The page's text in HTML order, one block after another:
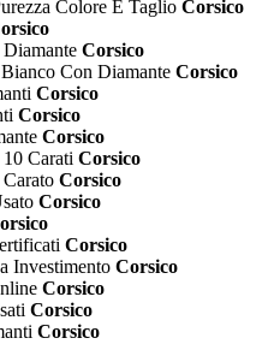
Colore E Taglio Corsico
Corsico
Con Diamante Corsico
Corsico
Corsico
Corsico
Carati Corsico
Corsico
Corsico
Corsico
Investimento Corsico
Corsico
Corsico
Corsico